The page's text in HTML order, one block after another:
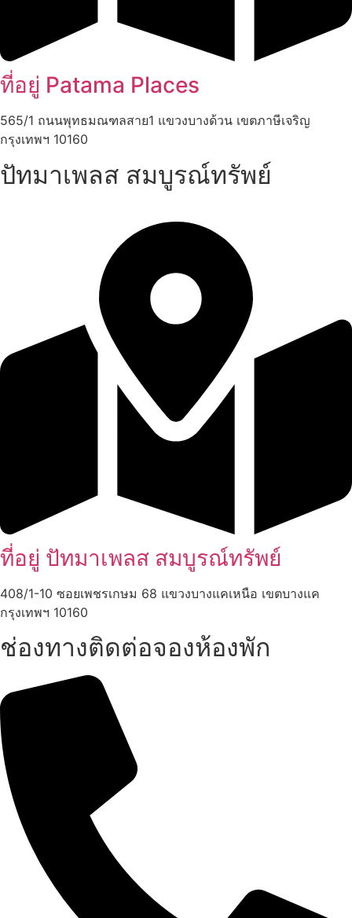
ที่อยู่ Patama Places
565/1 ถนนพุทธมณฑลสาย1 แขวงบางด้วน เขตภาษีเจริญ
กรุงเทพฯ 10160
ปัทมาเพลส สมบูรณ์ทรัพย์
ที่อยู่ ปัทมาเพลส สมบูรณ์ทรัพย์
408/1-10 ซอยเพชรเกษม 68 แขวงบางแคเหนือ เขตบางแค
กรุงเทพฯ 10160
ช่องทางติดต่อจองห้องพัก